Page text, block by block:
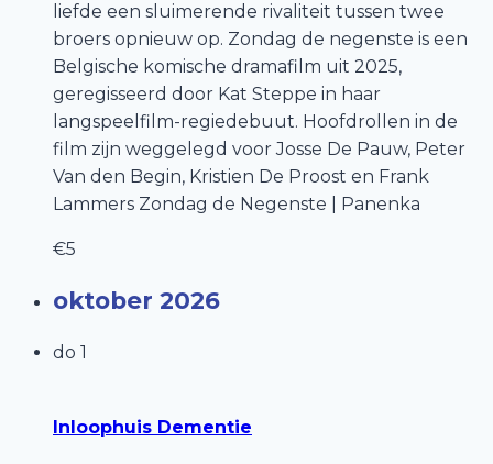
liefde een sluimerende rivaliteit tussen twee
broers opnieuw op. Zondag de negenste is een
Belgische komische dramafilm uit 2025,
geregisseerd door Kat Steppe in haar
langspeelfilm-regiedebuut. Hoofdrollen in de
film zijn weggelegd voor Josse De Pauw, Peter
Van den Begin, Kristien De Proost en Frank
Lammers Zondag de Negenste | Panenka
€5
oktober 2026
do 1
Inloophuis Dementie